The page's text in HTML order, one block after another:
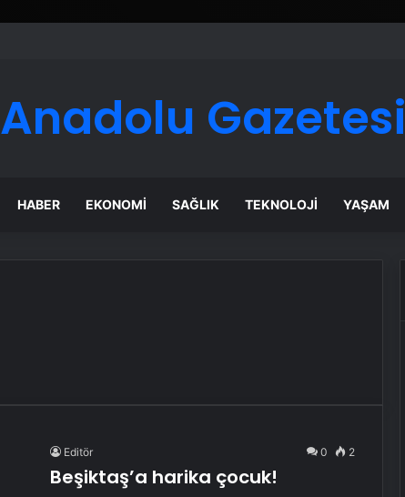
Anadolu Gazetesi
HABER EKONOMI SAĞLIK TEKNOLOJI YAŞAM
Editör 0 2
Beşiktaş’a harika çocuk!